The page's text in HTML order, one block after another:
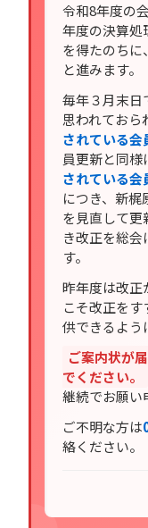
令和8年度の
年度の決算処
を得たのちに
と進みます。
毎年３月末日
思われておら
されている会
員更新と同様
されている会
につき、新梶
を見直して更
き改正を総
す。
昨年度は改正
こそ改正を
供できるよう
ご案内状が
でください。
継続でお願い
ご不明な方は
絡ください。